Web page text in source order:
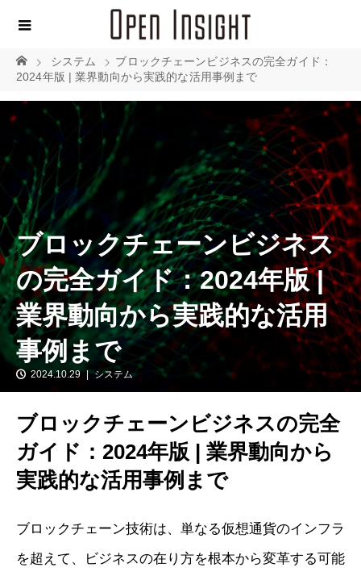
システム
ブロックチェーンビジネスの完全ガイド：
2024年版 | 業界動向から実践的な活用事例まで
ブロックチェーンビジネス
の完全ガイド：2024年版 |
業界動向から実践的な活用
事例まで
2024.10.29 システム
ブロックチェーンビジネスの完全
ガイド：2024年版 | 業界動向から
実践的な活用事例まで
ブロックチェーン技術は、単なる仮想通貨のインフラ
を超えて、ビジネスの在り方を根本から変革する可能